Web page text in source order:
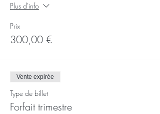
Plus d'info
Prix
300,00 €
Vente expirée
Type de billet
Forfait trimestre